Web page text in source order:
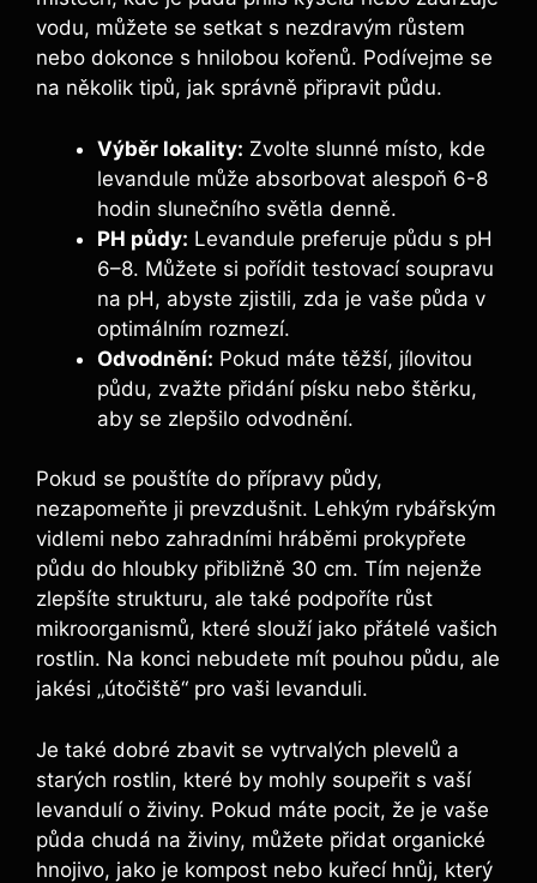
vodu, můžete se setkat s nezdravým růstem
nebo dokonce s hnilobou kořenů. Podívejme se
na několik tipů, jak správně připravit půdu.
Výběr lokality: Zvolte slunné místo, kde
levandule může absorbovat alespoň 6-8
hodin slunečního světla denně.
PH půdy: Levandule preferuje půdu s pH
6–8. Můžete si pořídit testovací soupravu
na pH, abyste zjistili, zda je vaše půda v
optimálním rozmezí.
Odvodnění: Pokud máte těžší, jílovitou
půdu, zvažte přidání písku nebo štěrku,
aby se zlepšilo odvodnění.
Pokud se pouštíte do přípravy půdy,
nezapomeňte ji prevzdušnit. Lehkým rybářským
vidlemi nebo zahradními hráběmi prokypřete
půdu do hloubky přibližně 30 cm. Tím nejenže
zlepšíte strukturu, ale také podpoříte růst
mikroorganismů, které slouží jako přátelé vašich
rostlin. Na konci nebudete mít pouhou půdu, ale
jakési „útočiště“ pro vaši levanduli.
Je také dobré zbavit se vytrvalých plevelů a
starých rostlin, které by mohly soupeřit s vaší
levandulí o živiny. Pokud máte pocit, že je vaše
půda chudá na živiny, můžete přidat organické
hnojivo, jako je kompost nebo kuřecí hnůj, který